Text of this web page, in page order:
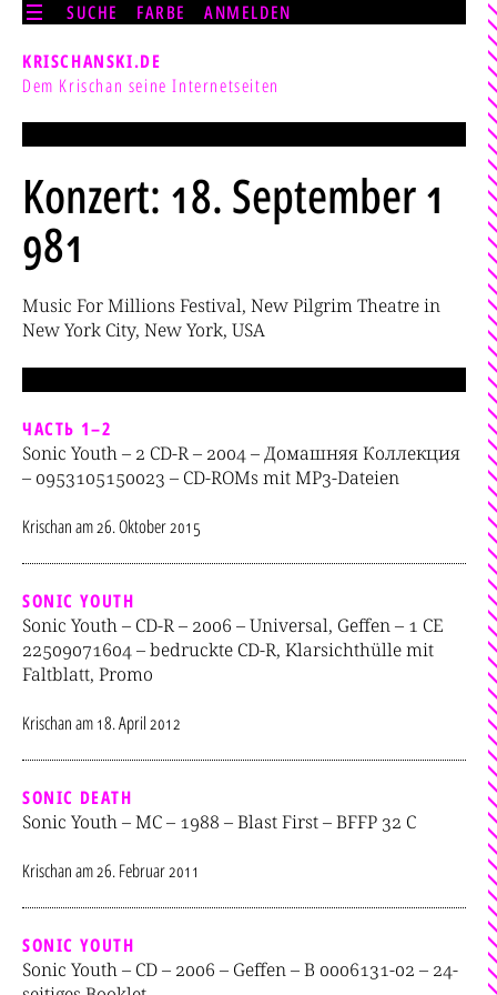
SUCHE FARBE ANMELDEN
KRISCHANSKI.DE
Dem Krischan seine Internetseiten
Konzert: 18. September 1
981
Music For Millions Festival, New Pilgrim Theatre in
New York City, New York, USA
ЧАСТЬ 1–2
Sonic Youth – 2 CD-R – 2004 – Домашняя Коллекция
– 0953105150023 – CD-ROMs mit MP3-Dateien
Krischanam26. Oktober 2015
SONIC YOUTH
Sonic Youth – CD-R – 2006 – Universal, Geffen – 1 CE
22509071604 – bedruckte CD-R, Klarsichthülle mit
Faltblatt, Promo
Krischanam18. April 2012
SONIC DEATH
Sonic Youth – MC – 1988 – Blast First – BFFP 32 C
Krischanam26. Februar 2011
SONIC YOUTH
Sonic Youth – CD – 2006 – Geffen – B 0006131-02 – 24-